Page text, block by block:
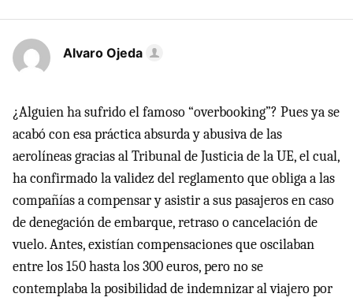
Alvaro Ojeda
¿Alguien ha sufrido el famoso “overbooking”? Pues ya se
acabó con esa práctica absurda y abusiva de las
aerolíneas gracias al Tribunal de Justicia de la UE, el cual,
ha confirmado la validez del reglamento que obliga a las
compañías a compensar y asistir a sus pasajeros en caso
de denegación de embarque, retraso o cancelación de
vuelo. Antes, existían compensaciones que oscilaban
entre los 150 hasta los 300 euros, pero no se
contemplaba la posibilidad de indemnizar al viajero por